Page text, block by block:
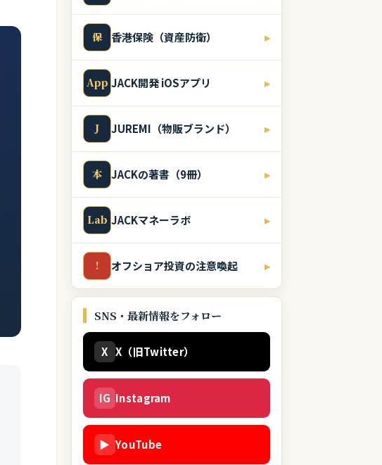
保 香港保険（資産防衛） ▸
App JACK開発 iOSアプリ ▸
J JUREMI（物販ブランド） ▸
本 JACKの著書（9冊） ▸
Lab JACKマネーラボ ▸
! オフショア投資の注意喚起 ▸
SNS・最新情報をフォロー
X X（旧Twitter）
IG Instagram
▶ YouTube